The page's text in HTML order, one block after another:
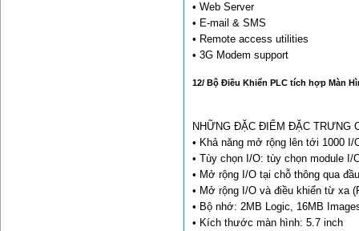
• Web Server
• E-mail & SMS
• Remote access utilities
• 3G Modem support
12/ Bộ Điều Khiển PLC tích hợp Màn
NHỮNG ĐẶC ĐIỂM ĐẶC TRƯNG
• Khả năng mở rộng lên tới 1000 I/
• Tùy chọn I/O: tùy chọn module
• Mở rộng I/O tại chỗ thông qua
• Mở rộng I/O và điều khiển từ xa
• Bộ nhớ: 2MB Logic, 16MB
• Kích thước màn hình: 5.7 inch